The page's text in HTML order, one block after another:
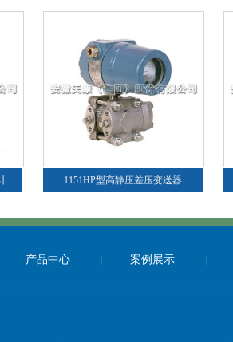
1151HP型高静压差压变送器
产品中心 案例展示